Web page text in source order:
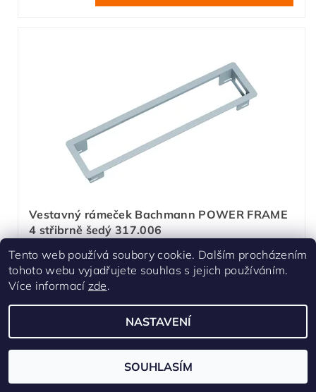
Vestavný rámeček Bachmann POWER FRAME
4 střibrně šedý 317.006
Skladem u dodavatele - týden
Rámeček Power Frame - střibrně šedý
Určený pro 4 násobné jednotky Power
Frame.
Pro tloušťku stolu od 10 mm.
Tento web používá soubory cookie. Dalším procházením
tohoto webu vyjadřujete souhlas s jejich používáním.
Více informací zde.
NASTAVENÍ
SOUHLASÍM